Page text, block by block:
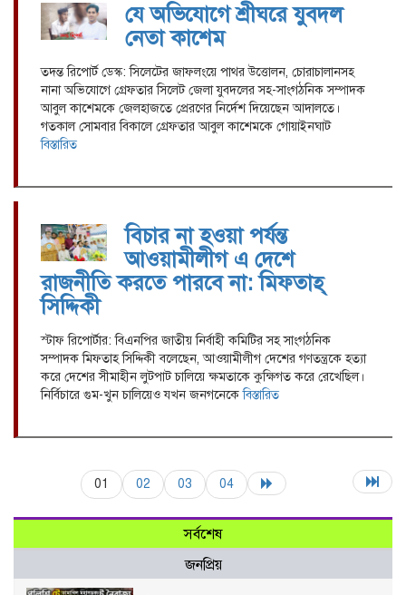
যে অভিযোগে শ্রীঘরে যুবদল
নেতা কাশেম
তদন্ত রিপোর্ট ডেস্ক: সিলেটের জাফলংয়ে পাথর উত্তোলন, চোরাচালানসহ
নানা অভিযোগে গ্রেফতার সিলেট জেলা যুবদলের সহ-সাংগঠনিক সম্পাদক
আবুল কাশেমকে জেলহাজতে প্রেরণের নির্দেশ দিয়েছেন আদালতে।
গতকাল সোমবার বিকালে গ্রেফতার আবুল কাশেমকে গোয়াইনঘাট
বিস্তারিত
বিচার না হওয়া পর্যন্ত
আওয়ামীলীগ এ দেশে
রাজনীতি করতে পারবে না: মিফতাহ্
সিদ্দিকী
স্টাফ রিপোর্টার: বিএনপির জাতীয় নির্বাহী কমিটির সহ সাংগঠনিক
সম্পাদক মিফতাহ সিদ্দিকী বলেছেন, আওয়ামীলীগ দেশের গণতন্ত্রকে হত্যা
করে দেশের সীমাহীন লুটপাট চালিয়ে ক্ষমতাকে কুক্ষিগত করে রেখেছিল।
নির্বিচারে গুম-খুন চালিয়েও যখন জনগনেকেবিস্তারিত
01 02 03 04
সর্বশেষ
জনপ্রিয়